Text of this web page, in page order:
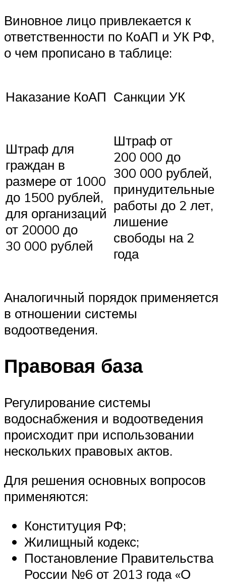
Виновное лицо привлекается к
ответственности по КоАП и УК РФ,
о чем прописано в таблице:
Наказание КоАП Санкции УК
Штраф для
граждан в
размере от 1000
до 1500 рублей,
для организаций
от 20000 до
30 000 рублей
Штраф от
200 000 до
300 000 рублей,
принудительные
работы до 2 лет,
лишение
свободы на 2
года
Аналогичный порядок применяется
в отношении системы
водоотведения.
Правовая база
Регулирование системы
водоснабжения и водоотведения
происходит при использовании
нескольких правовых актов.
Для решения основных вопросов
применяются:
Конституция РФ;
Жилищный кодекс;
Постановление Правительства
России №6 от 2013 года «О